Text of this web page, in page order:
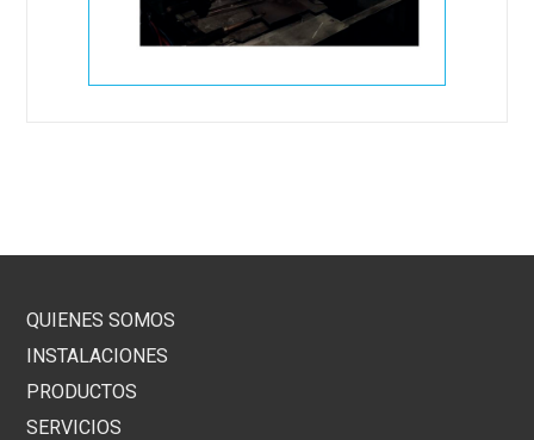
QUIENES SOMOS
INSTALACIONES
PRODUCTOS
SERVICIOS